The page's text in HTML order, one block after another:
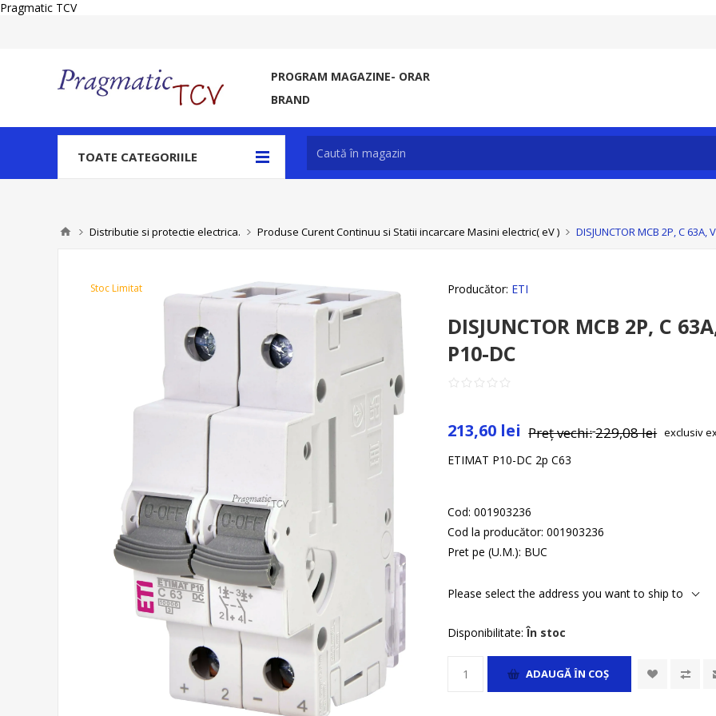
Pragmatic TCV
PROGRAM MAGAZINE- ORAR
BRAND
TOATE CATEGORIILE
Distributie si protectie electrica. Produse Curent Continuu si Statii incarcare Masini electric( eV ) DISJUNCTOR MCB 2P, C 63A,
Stoc Limitat Producător: ETI
DISJUNCTOR MCB 2P, C
P10-DC
213,60 lei Preț vechi:229,08 lei exclusiv
ETIMAT P10-DC 2p C63
Cod: 001903236
Cod la producător: 001903236
Pret pe (U.M.): BUC
Please select the address you want to ship to
Disponibilitate: În stoc
ADAUGĂ ȊN COŞ